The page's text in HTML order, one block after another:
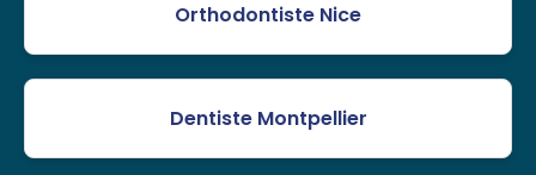
Orthodontiste Nice
Dentiste Montpellier